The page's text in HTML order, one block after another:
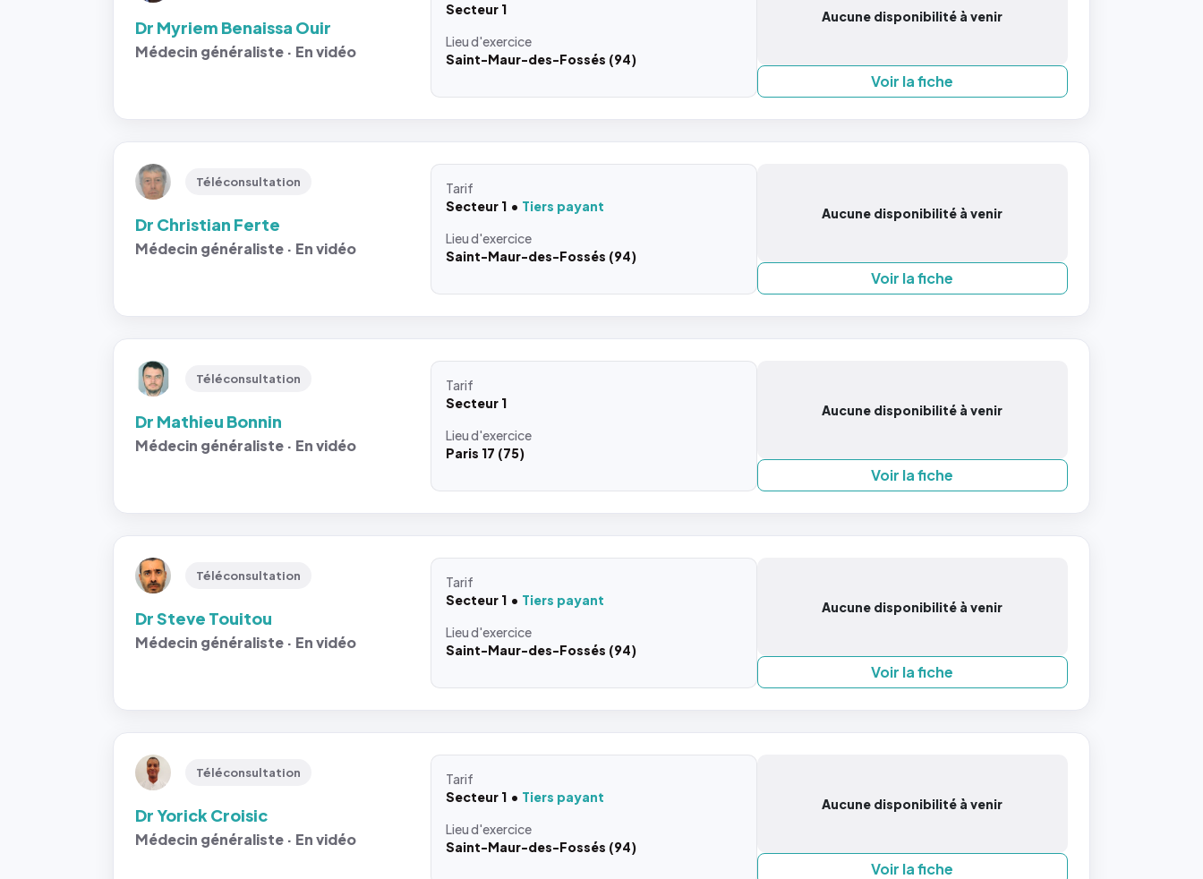
Dr Myriem Benaissa Ouir
Médecin généraliste · En vidéo
Secteur 1
Lieud'exercice
Saint-Maur-des-Fossés (94)
Aucune disponibilité à venir
Voir la fiche
Téléconsultation
Dr Christian Ferte
Médecin généraliste · En vidéo
Tarif
Secteur 1
Tiers payant
Lieud'exercice
Saint-Maur-des-Fossés (94)
Aucune disponibilité à venir
Voir la fiche
Téléconsultation
Dr Mathieu Bonnin
Médecin généraliste · En vidéo
Tarif
Secteur 1
Lieud'exercice
Paris 17 (75)
Aucune disponibilité à venir
Voir la fiche
Téléconsultation
Dr Steve Touitou
Médecin généraliste · En vidéo
Tarif
Secteur 1
Tiers payant
Lieud'exercice
Saint-Maur-des-Fossés (94)
Aucune disponibilité à venir
Voir la fiche
Téléconsultation
Dr Yorick Croisic
Médecin généraliste · En vidéo
Tarif
Secteur 1
Tiers payant
Lieud'exercice
Saint-Maur-des-Fossés (94)
Aucune disponibilité à venir
Voir la fiche